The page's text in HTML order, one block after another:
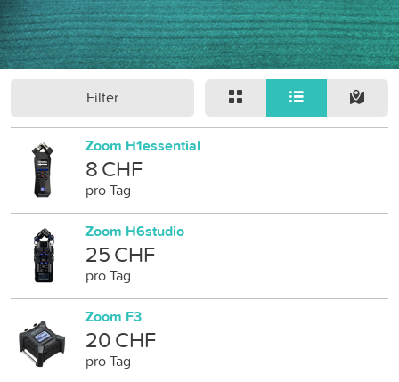
Filter
Zoom H1essential
8 CHF
pro Tag
Zoom H6studio
25 CHF
pro Tag
Zoom F3
20 CHF
pro Tag